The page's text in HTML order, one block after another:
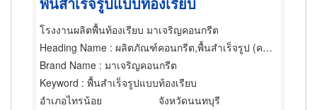
โรงงานผลิตพื้นท้องเรียบ มาเจริญคอนกรีต
Heading Name : ผลิตภัณฑ์คอนกรีต,พื้นสำเร็จรูป (คอนกรีตเสริมเหล็กและอัดแรง)
Brand Name : มาเจริญคอนกรีต
Keyword : พื้นสำเร็จรูปแบบท้องเรียบ
อำเภอไทรน้อย
จังหวัดนนทบุรี